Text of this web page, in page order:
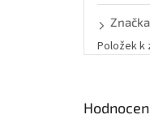
Značka
Položek k